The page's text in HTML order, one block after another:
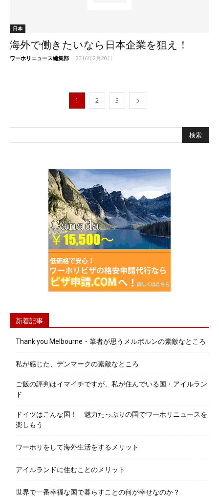
日本
海外で働きたいなら日本企業を狙え！
ワーホリニュース編集部 - 2016年2月20日
1 2 3
新着記事
Thank you Melbourne・筆者が思うメルボルンの素敵なところ
私が感じた、デンマークの素敵なところ
ご飯の評判はイマイチですが、私が住んでいる国・アイルラン
ド
ドイツはこんな国！ 魅力たっぷりの国でワーホリニュースを
楽しもう
ワーホリをして海外生活をするメリット
アイルランドに住むことのメリット
世界で一番幸福な国で暮らすことの何が幸せなのか？